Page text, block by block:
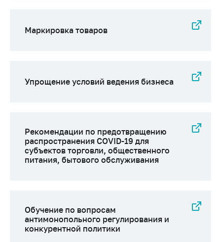
политики
Маркировка товаров
Упрощение условий ведения бизнеса
Рекомендации по предотвращению
распространения COVID-19 для
субъектов торговли, общественного
питания, бытового обслуживания
Обучение по вопросам
антимонопольного регулирования и
конкурентной политики